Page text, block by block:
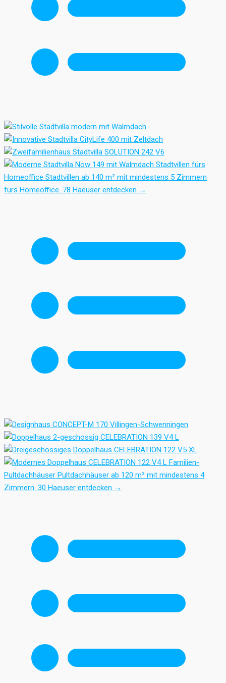
Stadtvillen fürs
Homeoffice Stadtvillen ab 140 m² mit mindestens 5 Zimmern
fürs Homeoffice. 78 Haeuser entdecken →
Familien-
Pultdachhäuser Pultdachhäuser ab 120 m² mit mindestens 4
Zimmern. 30 Haeuser entdecken →